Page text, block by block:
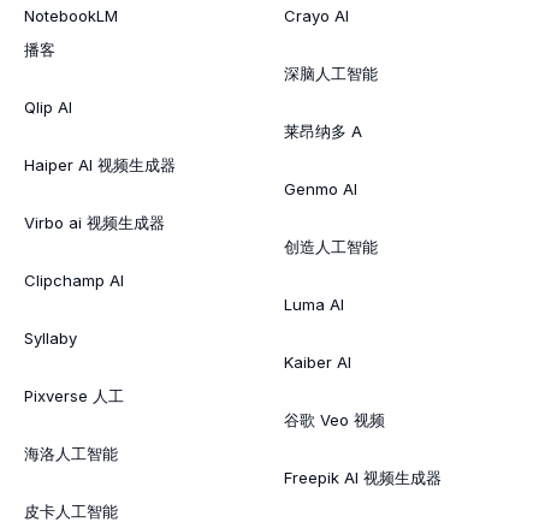
NotebookLM
播客
Qlip AI
Haiper AI 视频生成器
Virbo ai 视频生成器
Clipchamp AI
Syllaby
Pixverse 人工
海洛人工智能
皮卡人工智能
Crayo AI
深脑人工智能
莱昂纳多 A
Genmo AI
创造人工智能
Luma AI
Kaiber AI
谷歌 Veo 视频
Freepik AI 视频生成器